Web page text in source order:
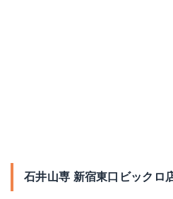
石井山専 新宿東口ビックロ